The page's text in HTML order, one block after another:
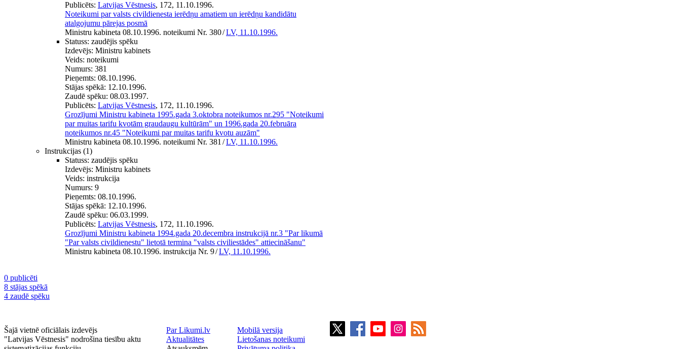
Publicēts: Latvijas Vēstnesis, 172, 11.10.1996.
Noteikumi par valsts civildienesta ierēdņu amatiem un ierēdņu kandidātu
atalgojumu pārejas posmā
Ministru kabineta 08.10.1996. noteikumi Nr. 380/LV, 11.10.1996.
Statuss: zaudējis spēku
Izdevējs: Ministru kabinets
Veids: noteikumi
Numurs: 381
Pieņemts: 08.10.1996.
Stājas spēkā: 12.10.1996.
Zaudē spēku: 08.03.1997.
Publicēts: Latvijas Vēstnesis, 172, 11.10.1996.
Grozījumi Ministru kabineta 1995.gada 3.oktobra noteikumos nr.295 "Noteikumi
par muitas tarifu kvotām graudaugu kultūrām" un 1996.gada 20.februāra
noteikumos nr.45 "Noteikumi par muitas tarifu kvotu auzām"
Ministru kabineta 08.10.1996. noteikumi Nr. 381 /LV, 11.10.1996.
Instrukcijas (1)
Statuss: zaudējis spēku
Izdevējs: Ministru kabinets
Veids: instrukcija
Numurs: 9
Pieņemts: 08.10.1996.
Stājas spēkā: 12.10.1996.
Zaudē spēku: 06.03.1999.
Publicēts: Latvijas Vēstnesis, 172, 11.10.1996.
Grozījumi Ministru kabineta 1994.gada 20.decembra instrukcijā nr.3 "Par likumā
"Par valsts civildienestu" lietotā termina "valsts civiliestādes" attiecināšanu"
Ministru kabineta 08.10.1996. instrukcija Nr. 9/LV, 11.10.1996.
0 publicēti
8 stājas spēkā
4 zaudē spēku
Šajā vietnē oficiālais izdevējs
"Latvijas Vēstnesis" nodrošina tiesību aktu
Par Likumi.lv
Aktualitātes
Mobilā versija
Lietošanas noteikumi